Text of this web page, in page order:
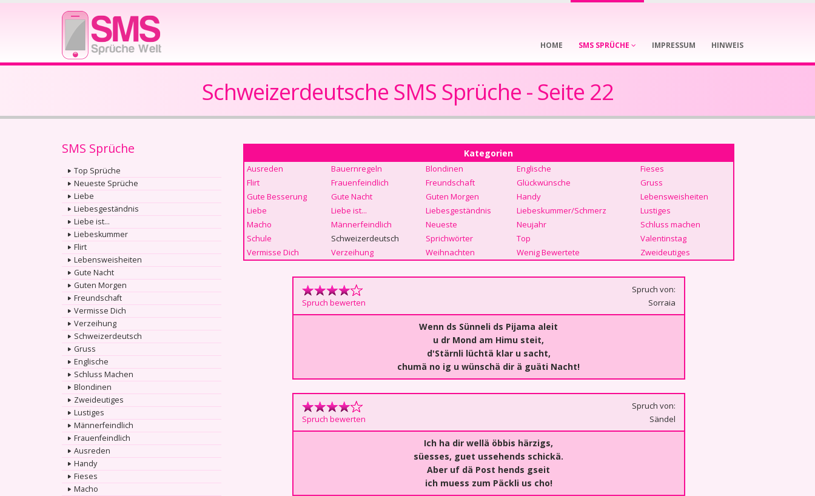
HOME SMS SPRÜCHE IMPRESSUM HINWEIS
Schweizerdeutsche SMS Sprüche - Seite 22
SMS Sprüche
Top Sprüche
Neueste Sprüche
Liebe
Liebesgeständnis
Liebe ist...
Liebeskummer
Flirt
Lebensweisheiten
Gute Nacht
Guten Morgen
Freundschaft
Vermisse Dich
Verzeihung
Schweizerdeutsch
Gruss
Englische
Schluss Machen
Blondinen
Zweideutiges
Lustiges
Männerfeindlich
Frauenfeindlich
Ausreden
Handy
Fieses
Macho
Kategorien
Ausreden Bauernregeln Blondinen Englische
Fieses
Flirt
Frauenfeindlich Freundschaft Glückwünsche
Gruss
Gute Besserung
Gute Nacht Guten Morgen Handy
Lebensweisheiten
Liebe
Liebe ist... Liebesgeständnis Liebeskummer/Schmerz
Lustiges
Macho
Männerfeindlich Neueste Neujahr
Schluss machen
Schule
Schweizerdeutsch Sprichwörter Top
Valentinstag
Vermisse Dich
Verzeihung Weihnachten Wenig Bewertete Zweideutiges
Spruch bewerten
Spruch von:
Sorraia
Wenn ds Sünneli ds Pijama aleit
u dr Mond am Himu steit,
d'Stärnli lüchtä klar u sacht,
chumä no ig u wünschä dir ä guäti Nacht!
Spruch bewerten
Spruch von:
Sändel
Ich ha dir wellä öbbis härzigs,
süesses, guet ussehends schickä.
Aber uf dä Post hends gseit
ich muess zum Päckli us cho!